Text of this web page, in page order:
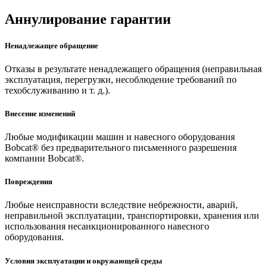
Аннулирование гарантии
Ненадлежащее обращение
Отказы в результате ненадлежащего обращения (неправильная
эксплуатация, перегрузки, несоблюдение требований по
техобслуживанию и т. д.).
Внесение изменений
Любые модификации машин и навесного оборудования
Bobcat® без предварительного письменного разрешения
компании Bobcat®.
Повреждения
Любые неисправности вследствие небрежности, аварий,
неправильной эксплуатации, транспортировки, хранения или
использования несанкционированного навесного
оборудования.
Условия эксплуатации и окружающей среды